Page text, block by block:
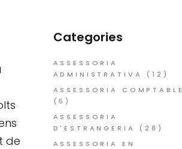
de
Categories
ASSESSORIA
ADMINISTRATIVA
(12)
ASSESSORIA COMPTABLE
(5)
ASSESSORIA
D'ESTRANGERIA
(28)
ASSESSORIA EN